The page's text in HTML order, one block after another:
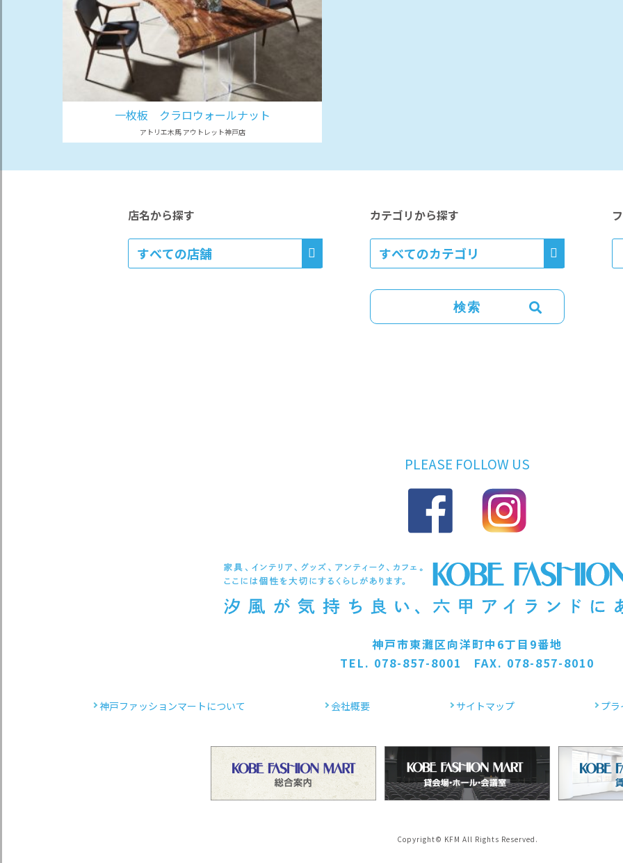
一枚板 クラロウォールナット
アトリエ木馬 アウトレット神戸店
店名から探す カテゴリから探す
PLEASE FOLLOW US
神戸市東灘区向洋町中6丁目9番地
TEL. 078-857-8001 FAX. 078-857-8010
神戸ファッションマートについて 会社概要 サイトマップ プ
Copyright© KFM All Rights Reserved.